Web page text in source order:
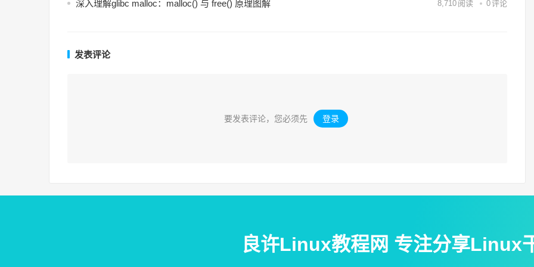
深入理解glibc malloc：malloc() 与 free() 原理图解 8,710 阅读 0评论
发表评论
要发表评论，您必须先 登录 。
良许Linux教程网 专注分享Linux